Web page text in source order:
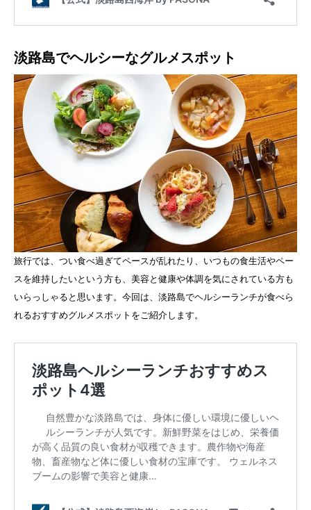
淡路島でヘルシーなグルメスポット
旅行では、つい食べ過ぎてペースが乱れたり、いつもの食生活やペー
スを維持したいという方も、美容と健康や体調を気にされている方も
いらっしゃると思います。今回は、淡路島でヘルシーランチが食べら
れるおすすめグルメスポットをご紹介します。